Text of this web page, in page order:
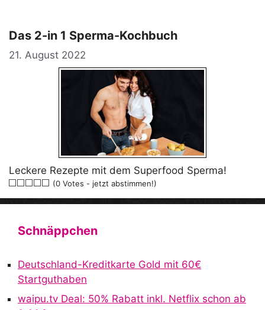
Das 2-in 1 Sperma-Kochbuch
21. August 2022
Leckere Rezepte mit dem Superfood Sperma!
(0 Votes - jetzt abstimmen!)
Schnäppchen
Deutschland-Kreditkarte Gold mit 60€
Startguthaben
waipu.tv Deal: 50% Rabatt inkl. Netflix schon ab